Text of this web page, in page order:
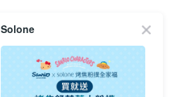
Solone